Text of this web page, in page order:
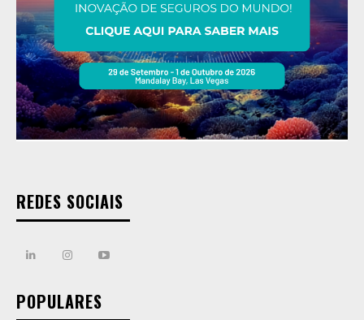
REDES SOCIAIS
POPULARES